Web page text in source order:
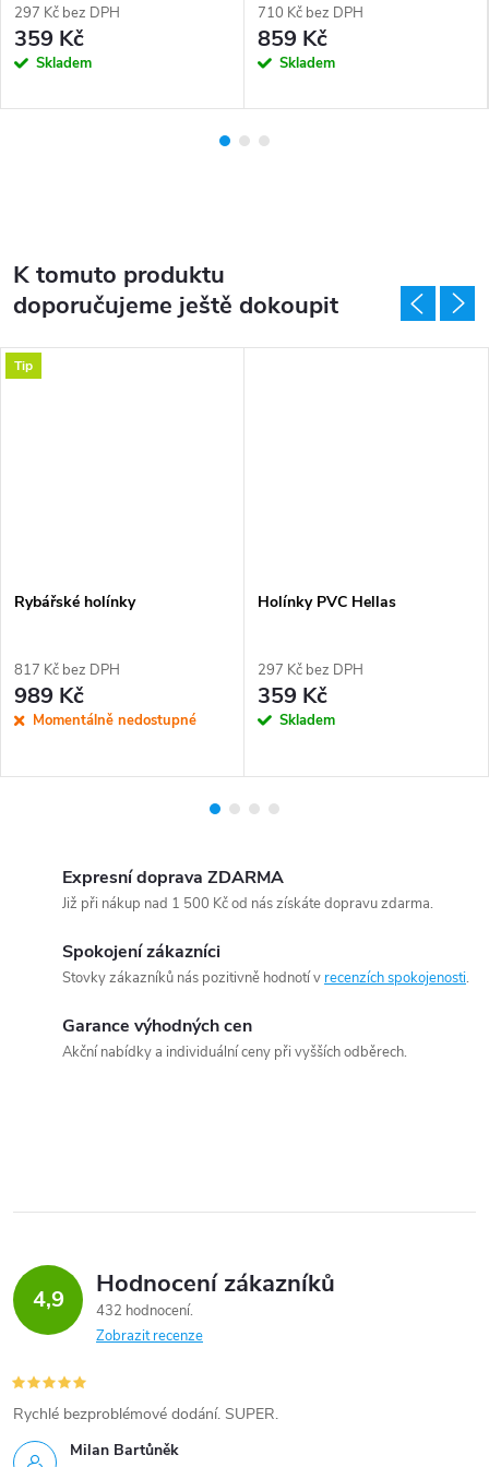
Expresní doprava ZDARMA
Již při nákup nad 1 500 Kč od nás získáte dopravu zdarma.
Spokojení zákazníci
Stovky zákazníků nás pozitivně hodnotí v recenzích spokojenosti.
Garance výhodných cen
Akční nabídky a individuální ceny při vyšších odběrech.
K tomuto produktu
doporučujeme ještě dokoupit
Tip
Rybářské holínky
817 Kč bez DPH
989 Kč
Momentálně nedostupné
Holínky PVC Hellas
297 Kč bez DPH
359 Kč
Skladem
297 Kč bez DPH
359 Kč
Skladem
710 Kč bez DPH
859 Kč
Skladem
4,9 Hodnocení zákazníků
432 hodnocení
Zobrazit recenze
Milan Bartůněk
Rychlé bezproblémové dodání. SUPER.